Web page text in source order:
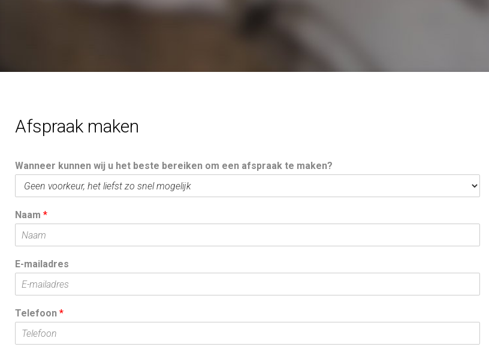
p
r
a
a
k
Afspraak maken
Wanneer kunnen wij u het beste bereiken om een afspraak te maken?
Naam *
E-mailadres
Telefoon *